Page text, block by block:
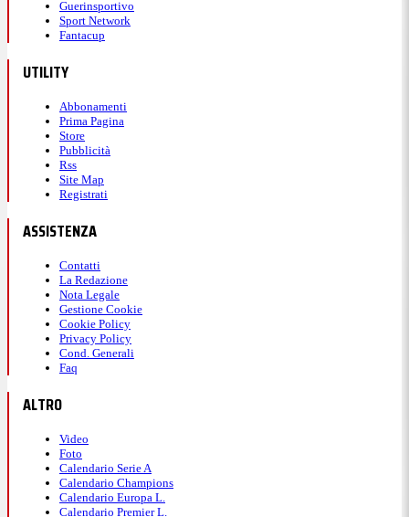
Guerinsportivo
Sport Network
Fantacup
UTILITY
Abbonamenti
Prima Pagina
Store
Pubblicità
Rss
Site Map
Registrati
ASSISTENZA
Contatti
La Redazione
Nota Legale
Gestione Cookie
Cookie Policy
Privacy Policy
Cond. Generali
Faq
ALTRO
Video
Foto
Calendario Serie A
Calendario Champions
Calendario Europa L.
Calendario Premier L.